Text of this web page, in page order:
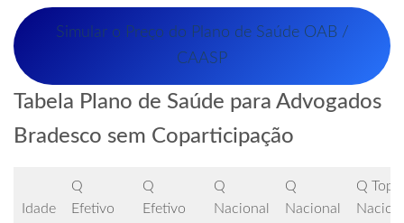
Simular o Preço do Plano de Saúde OAB /
CAASP
Tabela Plano de Saúde para Advogados
Bradesco sem Coparticipação
Idade
Q
Efetivo
Q
Efetivo
Q
Nacional
Q
Nacional
Q Top